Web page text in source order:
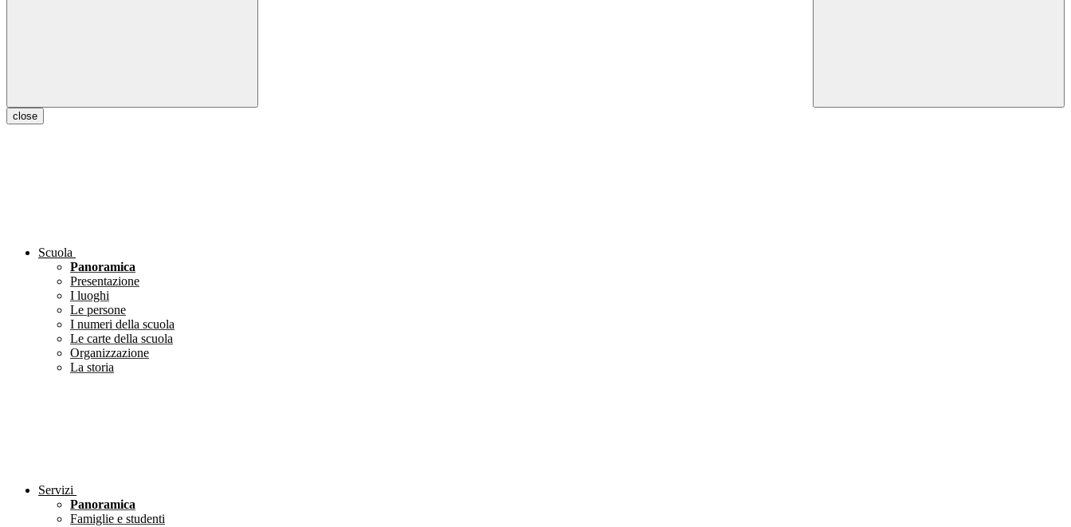
close
Scuola
Panoramica
Presentazione
I luoghi
Le persone
I numeri della scuola
Le carte della scuola
Organizzazione
La storia
Servizi
Panoramica
Famiglie e studenti